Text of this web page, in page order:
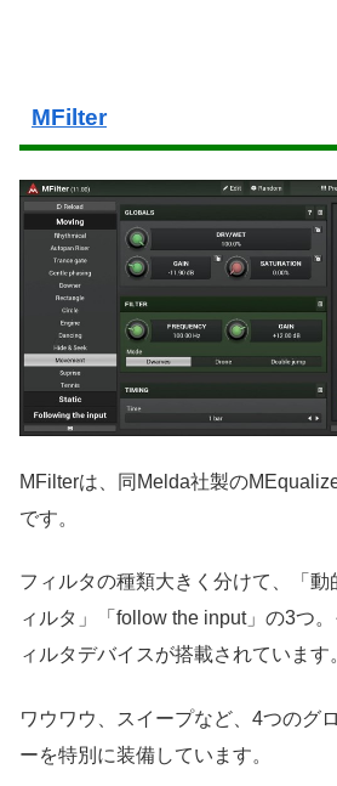
MFilter
MFilterは、同Melda社製の
です。
フィルタの種類大きく分けて、「動
ィルタ」「follow the input」の3つ
ィルタデバイスが搭載されています
ワウワウ、スイープなど、4つのグ
ーを特別に装備しています。